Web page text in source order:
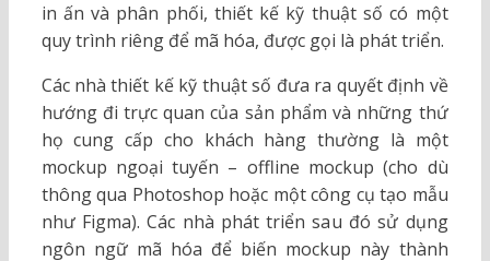
in ấn và phân phối, thiết kế kỹ thuật số có một
quy trình riêng để mã hóa, được gọi là phát triển.
Các nhà thiết kế kỹ thuật số đưa ra quyết định về
hướng đi trực quan của sản phẩm và những thứ
họ cung cấp cho khách hàng thường là một
mockup ngoại tuyến – offline mockup (cho dù
thông qua Photoshop hoặc một công cụ tạo mẫu
như Figma). Các nhà phát triển sau đó sử dụng
ngôn ngữ mã hóa để biến mockup này thành